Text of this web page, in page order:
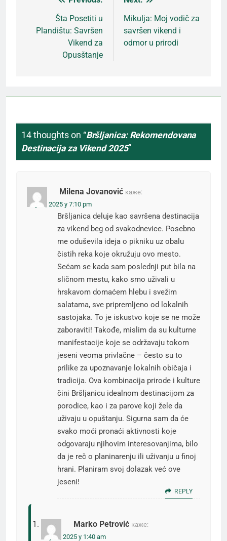
Кретање
чланка
Šta Posetiti u
Plandištu: Savršen
Vikend za
Opusštanje
Mikulja: Moj vodič za
savršen vikend i
odmor u prirodi
14 thoughts on “Bršljanica: Rekomendovana
Destinacija za Vikend 2025”
Milena Jovanović каже:
мај 16, 2025 у 7:10 pm
Bršljanica deluje kao savršena destinacija
za vikend beg od svakodnevice. Posebno
me oduševila ideja o pikniku uz obalu
čistih reka koje okružuju ovo mesto.
Sećam se kada sam poslednji put bila na
sličnom mestu, kako smo uživali u
hrskavom domaćem hlebu i svežim
salatama, sve pripremljeno od lokalnih
sastojaka. To je iskustvo koje se ne može
zaboraviti! Takođe, mislim da su kulturne
manifestacije koje se održavaju tokom
jeseni veoma privlačne – često su to
prilike za upoznavanje lokalnih običaja i
tradicija. Ova kombinacija prirode i kulture
čini Bršljanicu idealnom destinacijom za
porodice, kao i za parove koji žele da
uživaju u opuštanju. Sigurna sam da će
svako moći pronaći aktivnosti koje
odgovaraju njihovim interesovanjima, bilo
da je reč o planinarenju ili uživanju u finoj
hrani. Planiram svoj dolazak već ove
jeseni!
REPLY
Marko Petrović каже:
мај 30, 2025 у 1:40 am